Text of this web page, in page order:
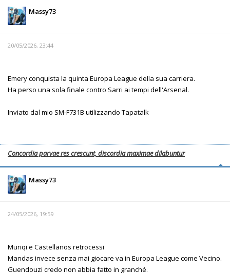
Massy73
20/05/2026, 23:44
Emery conquista la quinta Europa League della sua carriera.
Ha perso una sola finale contro Sarri ai tempi dell'Arsenal.
Inviato dal mio SM-F731B utilizzando Tapatalk
Concordia parvae res crescunt, discordia maximae dilabuntur
Massy73
24/05/2026, 19:59
Muriqi e Castellanos retrocessi
Mandas invece senza mai giocare va in Europa League come Vecino.
Guendouzi credo non abbia fatto in granché.